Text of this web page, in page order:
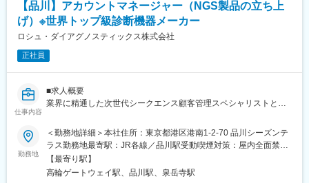
のラボ、マーケティング部門などキャリアパスは豊富です。
変更の範囲：会社の定める業務
■業務内容
具体的には以下のような業務を行っていただきます。
・戦略的優先事項の策定支援： ロシュグローバル、及びIVD事業
の目標に沿った、短期的および長期的な優先事項（ビジネス、財
務、人材）の策定において、GMをサポート
・ETの運営および実効性の最大化：Chief of StaffとしてETチーム
が成果の設定と達成を確実にするとともに、チームが最優先事項
に集中し続けられる環境の構築・維持を担う。
ンを行い、アジェンダを計画。適時かつ十分な情報に基づいた意
思決定ができるようチームを支援（主要な目的の優先順位付け、
内容のレビューと議論のバランス調整、対話のモデレートを行
い、効果的な会議を設計・運営含む）
【品川】アカウントマネージャー（NGS製品の立ち上
げ）※世界トップ級診断機器メーカー
ロシュ・ダイアグノスティックス株式会社
正社員
仕事内容
■求人概要
業界に精通した次世代シークエンス顧客管理スペシャリストとし
を推進頂く、アカウントマネージャー（管理職）の増員採用で
す。
■業務内容
アカウントマネージャーとして、以下を担当していただきます。
勤務地
＜勤務地詳細＞本社住所：東京都港区港南1-2-70 品川シーズンテ
ラス勤務地最寄駅：JR各線／品川駅受動喫煙対策：屋内全面禁煙
変更の範囲：会社の定める事業所（リモートワーク含む）
【最寄り駅】
高輪ゲートウェイ駅、品川駅、泉岳寺駅